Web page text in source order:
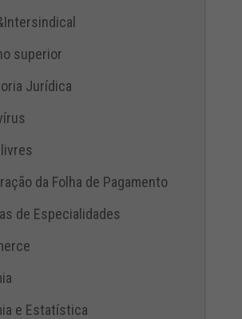
superior
Jurídica
da Folha de Pagamento
de Especialidades
e Estatística